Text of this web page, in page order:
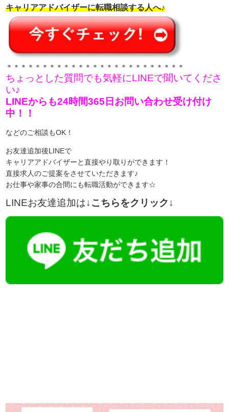
キャリアアドバイザーに転職相談する人へ♪
＊＊＊＊＊＊＊＊＊＊＊＊＊＊＊＊＊＊＊＊＊＊＊＊＊
ちょっとした質問でも気軽にLINEで聞いてくださ
い♪
LINEからも24時間365日お問い合わせ受け付け
中！！
などのご相談もOK！
お友達追加後LINEで
キャリアアドバイザーと直接やり取りができます！
直接求人のご提案をさせていただきます♪
お仕事や家事の合間にも転職活動ができます☆
LINEお友達追加は↓こちらをクリック↓